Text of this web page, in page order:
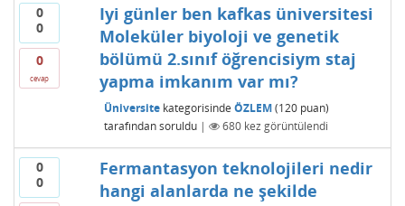
0
0
0
cevap
Iyi günler ben kafkas üniversitesi
Moleküler biyoloji ve genetik
bölümü 2.sınıf öğrencisiym staj
yapma imkanım var mı?
Üniversitekategorisinde ÖZLEM (120puan)
tarafından soruldu | 680kez görüntülendi
0
0
Fermantasyon teknolojileri nedir
hangi alanlarda ne şekilde